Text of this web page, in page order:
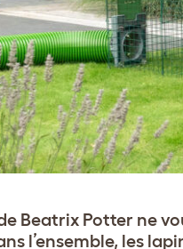
Beatrix Potter ne
l’ensemble, les